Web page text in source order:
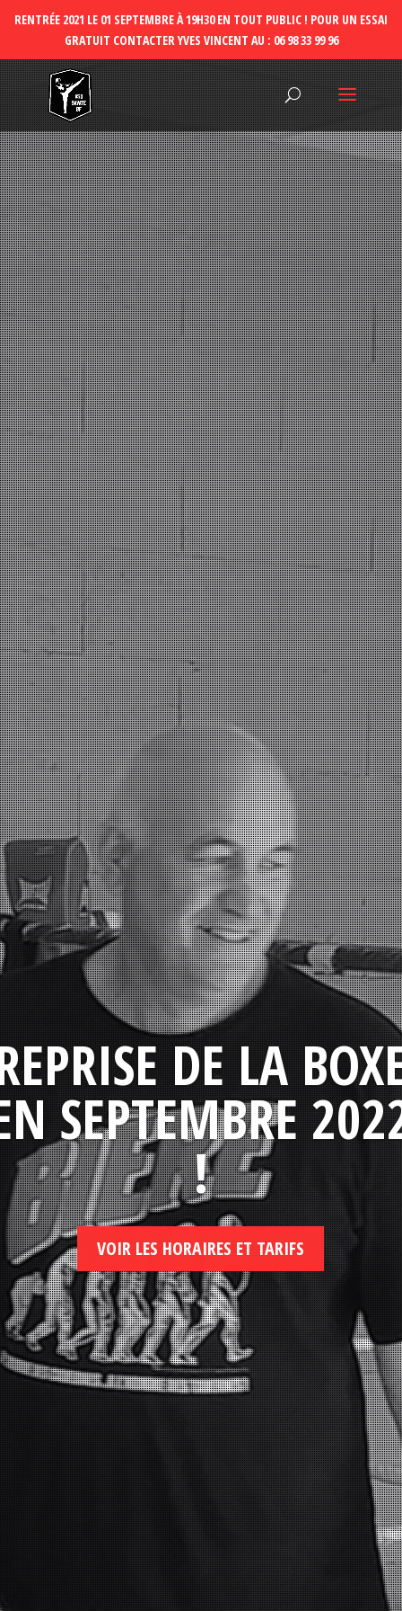
DE LA
SEPTEMBRE
!
VOIR LES HORAIRES ET TARIFS